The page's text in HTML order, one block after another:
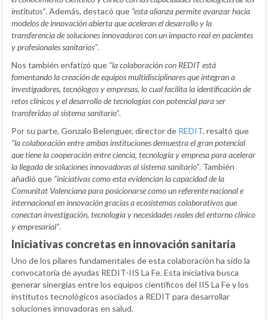
institutos”. Además, destacó que “esta alianza permite avanzar hacia
modelos de innovación abierta que aceleran el desarrollo y la
transferencia de soluciones innovadoras con un impacto real en pacientes
y profesionales sanitarios”.
Nos también enfatizó que “la colaboración con REDIT está
fomentando la creación de equipos multidisciplinares que integran a
investigadores, tecnólogos y empresas, lo cual facilita la identificación de
retos clínicos y el desarrollo de tecnologías con potencial para ser
transferidas al sistema sanitario”.
Por su parte, Gonzalo Belenguer, director de REDIT, resaltó que
“la colaboración entre ambas instituciones demuestra el gran potencial
que tiene la cooperación entre ciencia, tecnología y empresa para acelerar
la llegada de soluciones innovadoras al sistema sanitario”. También
añadió que “iniciativas como esta evidencian la capacidad de la
Comunitat Valenciana para posicionarse como un referente nacional e
internacional en innovación gracias a ecosistemas colaborativos que
conectan investigación, tecnología y necesidades reales del entorno clínico
y empresarial”.
Iniciativas concretas en innovación sanitaria
Uno de los pilares fundamentales de esta colaboración ha sido la
convocatoria de ayudas REDIT-IIS La Fe. Esta iniciativa busca
generar sinergias entre los equipos científicos del IIS La Fe y los
institutos tecnológicos asociados a REDIT para desarrollar
soluciones innovadoras en salud.